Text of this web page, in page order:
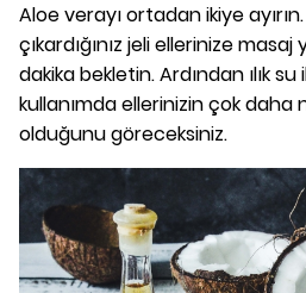
Aloe verayı ortadan ikiye
çıkardığınız jeli ellerinize
dakika bekletin. Ardından ılık
kullanımda ellerinizin çok daha
olduğunu göreceksiniz.